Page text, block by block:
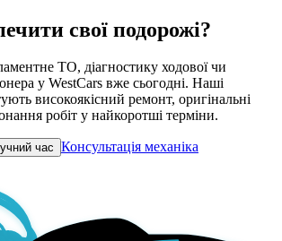
свої подорожі?
ТО, діагностику ходової чи
у WestCars вже сьогодні. Наші
високоякісний ремонт, оригінальні
робіт у найкоротші терміни.
час Консультація механіка